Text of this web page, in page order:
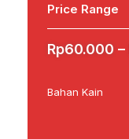
Price Range
Rp60.000 –
Bahan Kain